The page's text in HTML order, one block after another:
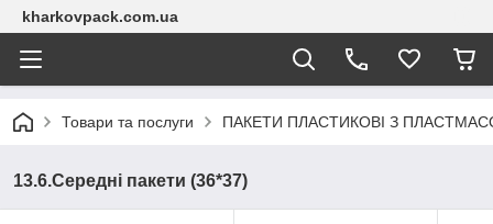
kharkovpack.com.ua
Товари та послуги ПАКЕТИ ПЛАСТИКОВІ З
13.6.Середні пакети (36*37)